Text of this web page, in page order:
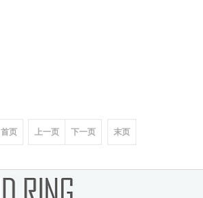
首页 上一页 下一页 末页